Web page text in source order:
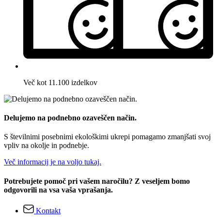
Več kot 11.100 izdelkov
Delujemo na podnebno ozaveščen način.
S številnimi posebnimi ekološkimi ukrepi pomagamo zmanjšati svoj
vpliv na okolje in podnebje.
Več informacij je na voljo tukaj.
Potrebujete pomoč pri vašem naročilu? Z veseljem bomo
odgovorili na vsa vaša vprašanja.
Kontakt